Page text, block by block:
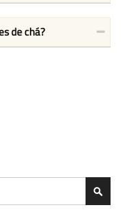
de chá?